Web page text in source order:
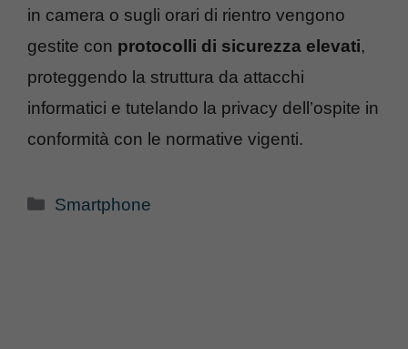
in camera o sugli orari di rientro vengono
gestite con protocolli di sicurezza elevati,
proteggendo la struttura da attacchi
informatici e tutelando la privacy dell’ospite in
conformità con le normative vigenti.
Categorie
Smartphone